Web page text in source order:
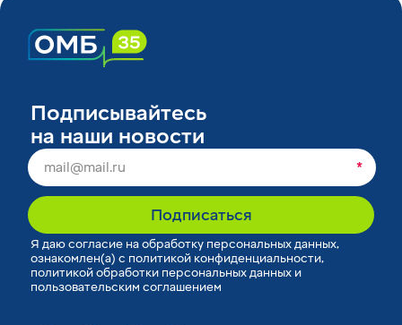
Подписывайтесь
на наши новости
*
Подписаться
Я даю согласие на обработку персональных данных,
ознакомлен(а) с политикой конфиденциальности,
политикой обработки персональных данных и
пользовательским соглашением